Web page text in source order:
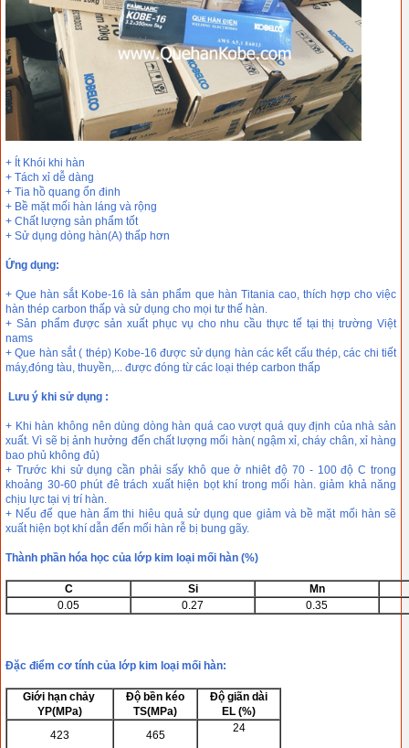
+ Ít Khói khi hàn
+ Tách xỉ dễ dàng
+ Tia hồ quang ổn đinh
+ Bề mặt mối hàn láng và rộng
+ Chất lượng sản phẩm tốt
+ Sử dụng dòng hàn(A) thấp hơn
Ứng dụng:
+ Que hàn sắt Kobe-16 là sản phẩm que hàn Titania cao, thích hợp cho việc
hàn thép carbon thấp và sử dụng cho mọi tư thế hàn.
+ Sản phẩm được sản xuất phục vụ cho nhu cầu thực tế tại thị trường Việt
nams
+ Que hàn sắt ( thép) Kobe-16 được sử dụng hàn các kết cấu thép, các chi tiết
máy,đóng tàu, thuyền,... được đóng từ các loại thép carbon thấp
Lưu ý khi sử dụng :
+ Khi hàn không nên dùng dòng hàn quá cao vượt quá quy định của nhà sản
xuất. Vì sẽ bị ảnh hưởng đến chất lượng mối hàn( ngậm xỉ, cháy chân, xỉ hàng
bao phủ không đủ)
+ Trước khi sử dụng cần phải sấy khô que ở nhiêt độ 70 - 100 độ C trong
khoảng 30-60 phút đê trách xuất hiện bọt khí trong mối hàn. giảm khả năng
chịu lực tại vị trí hàn.
+ Nếu để que hàn ẩm thi hiêu quả sử dụng que giảm và bề mặt mối hàn sẽ
xuất hiện bọt khí dẫn đến mối hàn rễ bị bung gãy.
Thành phần hóa học của lớp kim loại mối hàn (%)
C Si
Mn
0.05
0.27 0.35
Đặc điểm cơ tính của lớp kim loại mối hàn:
Giới hạn chảy
YP(MPa)
Độ bền kéo
TS(MPa)
Độ giãn dài
EL (%)
423
465
24